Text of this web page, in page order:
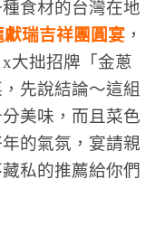
食材的台灣在地
獻瑞吉祥團圓宴，
大拙招牌「金蔥
先說結論～這組
美味，而且菜色
的氣氛，宴請親
私的推薦給你們